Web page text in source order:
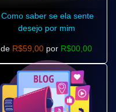
Como saber se ela sente
desejo por mim
de R$59,00 por R$00,00